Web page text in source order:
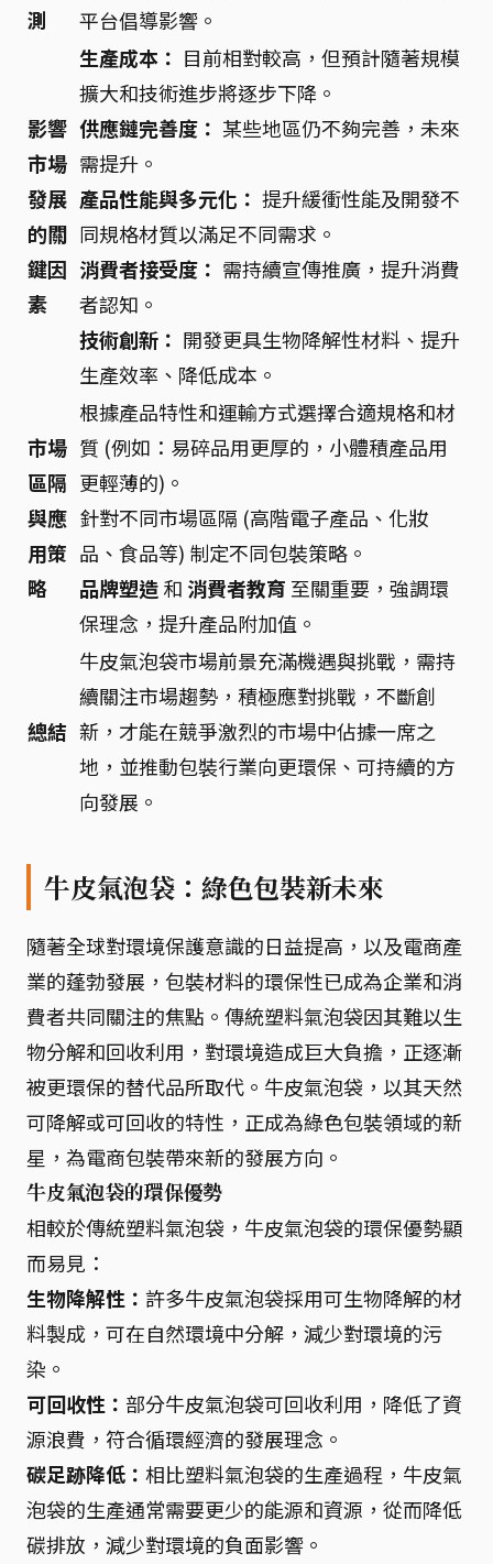
測
平台倡導影響。
影響
市場
發展
的關
鍵因
素
生產成本： 目前相對較高，但預計隨著規模
擴大和技術進步將逐步下降。
供應鏈完善度： 某些地區仍不夠完善，未來
需提升。
產品性能與多元化： 提升緩衝性能及開發不
同規格材質以滿足不同需求。
消費者接受度： 需持續宣傳推廣，提升消費
者認知。
技術創新： 開發更具生物降解性材料、提升
生產效率、降低成本。
市場
區隔
與應
用策
略
根據產品特性和運輸方式選擇合適規格和材
質 (例如：易碎品用更厚的，小體積產品用
更輕薄的)。
針對不同市場區隔 (高階電子產品、化妝
品、食品等) 制定不同包裝策略。
品牌塑造和 消費者教育 至關重要，強調環
保理念，提升產品附加值。
總結
牛皮氣泡袋市場前景充滿機遇與挑戰，需持
續關注市場趨勢，積極應對挑戰，不斷創
新，才能在競爭激烈的市場中佔據一席之
地，並推動包裝行業向更環保、可持續的方
向發展。
牛皮氣泡袋：綠色包裝新未來
隨著全球對環境保護意識的日益提高，以及電商產
業的蓬勃發展，包裝材料的環保性已成為企業和消
費者共同關注的焦點。傳統塑料氣泡袋因其難以生
物分解和回收利用，對環境造成巨大負擔，正逐漸
被更環保的替代品所取代。牛皮氣泡袋，以其天然
可降解或可回收的特性，正成為綠色包裝領域的新
星，為電商包裝帶來新的發展方向。
牛皮氣泡袋的環保優勢
相較於傳統塑料氣泡袋，牛皮氣泡袋的環保優勢顯
而易見：
生物降解性： 許多牛皮氣泡袋採用可生物降解的材
料製成，可在自然環境中分解，減少對環境的污
染。
可回收性： 部分牛皮氣泡袋可回收利用，降低了資
源浪費，符合循環經濟的發展理念。
碳足跡降低： 相比塑料氣泡袋的生產過程，牛皮氣
泡袋的生產通常需要更少的能源和資源，從而降低
碳排放，減少對環境的負面影響。